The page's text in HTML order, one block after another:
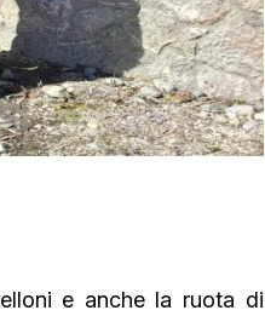
e anche la ruota di